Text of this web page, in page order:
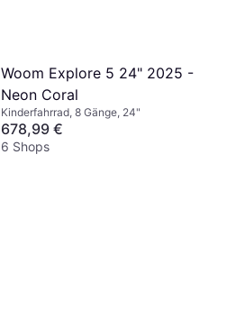
Woom Explore 5 24" 2025 -
Neon Coral
Kinderfahrrad, 8 Gänge, 24"
678,99 €
6 Shops